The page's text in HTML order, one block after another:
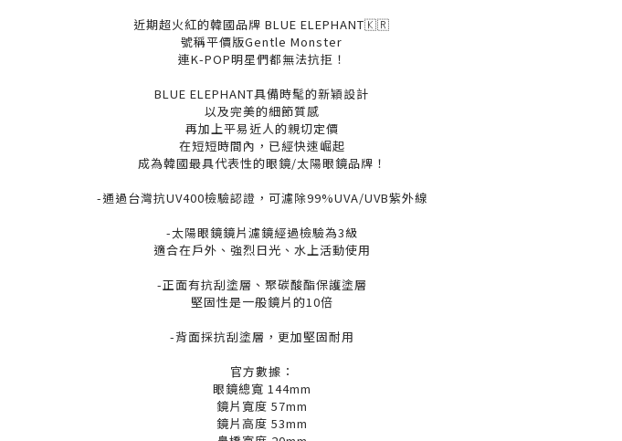
近期超火紅的韓國品牌 BLUE ELEPHANT🇰🇷
號稱平價版Gentle Monster
連K-POP明星們都無法抗拒！
BLUE ELEPHANT具備時髦的新穎設計
以及完美的細節質感
再加上平易近人的親切定價
在短短時間內，已經快速崛起
成為韓國最具代表性的眼鏡/太陽眼鏡品牌！
-通過台灣抗UV400檢驗認證，可濾除99%UVA/UVB紫外線
-太陽眼鏡鏡片濾鏡經過檢驗為3級
適合在戶外、強烈日光、水上活動使用
-正面有抗刮塗層、聚碳酸酯保護塗層
堅固性是一般鏡片的10倍
-背面採抗刮塗層，更加堅固耐用
官方數據：
眼鏡總寬 144mm
鏡片寬度 57mm
鏡片高度 53mm